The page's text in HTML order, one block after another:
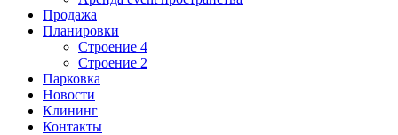
Продажа
Планировки
Строение 4
Строение 2
Парковка
Новости
Клининг
Контакты